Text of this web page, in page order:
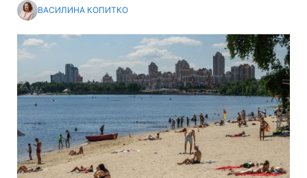
ВАСИЛИНА КОПИТКО